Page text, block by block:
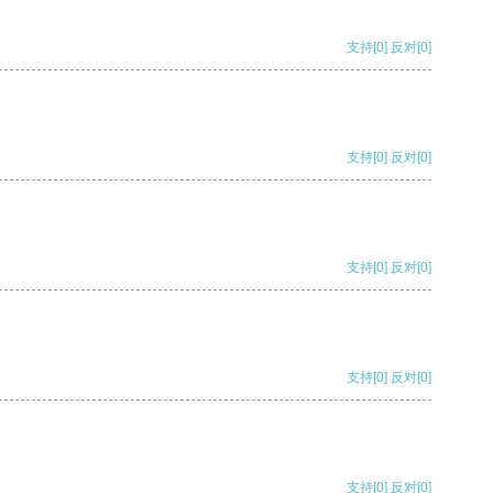
支持[0] 反对[0]
支持[0] 反对[0]
支持[0] 反对[0]
支持[0] 反对[0]
支持[0] 反对[0]